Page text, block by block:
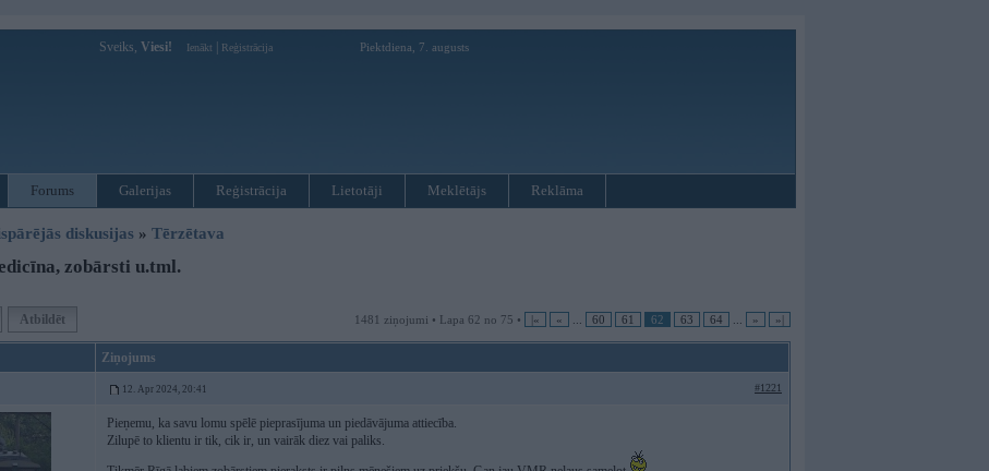
Sveiks, Viesi! Ienākt Reģistrācija Piektdiena, 7. augusts
Forums Galerijas Reģistrācija Lietotāji Meklētājs Reklāma
diskusijas » Tērzētava
zobārsti u.tml.
Atbildēt 1481 ziņojumi • Lapa 62 no 75 • |« « 60 61 62 63 64 » »|
Ziņojums
12. Apr 2024, 20:41 #1221
Pieņemu, ka savu lomu spēlē pieprasījuma un piedāvājuma attiecība.
Zilupē to klientu ir tik, cik ir, un vairāk diez vai paliks.